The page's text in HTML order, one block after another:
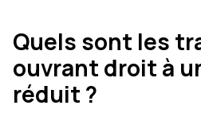
Quels sont les
ouvrant droit à
réduit ?